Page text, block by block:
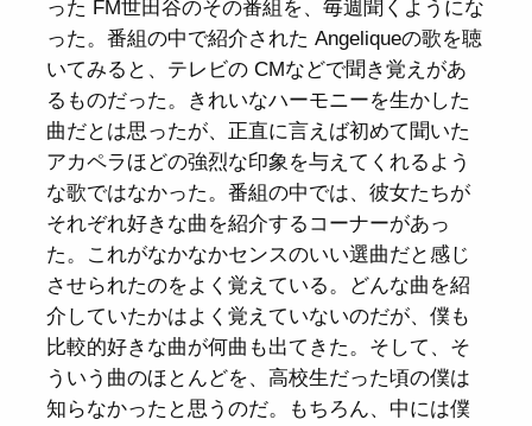
った FM世田谷のその番組を、毎週聞くようにな
った。番組の中で紹介された Angeliqueの歌を聴
いてみると、テレビの CMなどで聞き覚えがあ
るものだった。きれいなハーモニーを生かした
曲だとは思ったが、正直に言えば初めて聞いた
アカペラほどの強烈な印象を与えてくれるよう
な歌ではなかった。番組の中では、彼女たちが
それぞれ好きな曲を紹介するコーナーがあっ
た。これがなかなかセンスのいい選曲だと感じ
させられたのをよく覚えている。どんな曲を紹
介していたかはよく覚えていないのだが、僕も
比較的好きな曲が何曲も出てきた。そして、そ
ういう曲のほとんどを、高校生だった頃の僕は
知らなかったと思うのだ。もちろん、中には僕